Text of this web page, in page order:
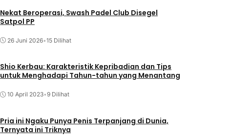
Nekat Beroperasi, Swash Padel Club Disegel
Satpol PP
26 Juni 2026•15 Dilihat
Shio Kerbau: Karakteristik Kepribadian dan Tips
untuk Menghadapi Tahun-tahun yang Menantang
10 April 2023•9 Dilihat
Pria ini Ngaku Punya Penis Terpanjang di Dunia,
Ternyata ini Triknya